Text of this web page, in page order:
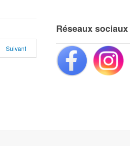
Suivant
Réseaux sociaux